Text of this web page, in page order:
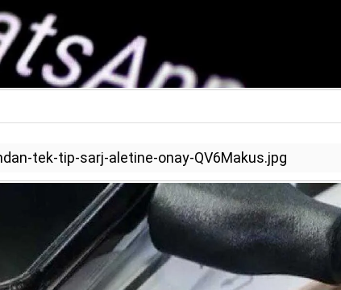
tek-tip-sarj-aletine-onay-QV6Makus.jpg